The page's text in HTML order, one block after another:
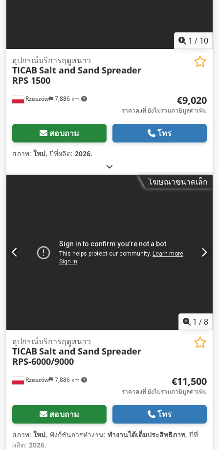
1 / 10
Rzeszów 7,886 km
อุปกรณ์บริการฤดูหนาว
TICAB Salt and Sand Spreader
RPS 1500
€9,020
ราคาคงที่ ยังไม่รวมภาษีมูลค่าเพิ่ม
สอบถาม โทร
สภาพ: ใหม่, ปีที่ผลิต: 2026,
โฆษณาขนาดเล็ก
1 /8
Rzeszów 7,886 km
อุปกรณ์บริการฤดูหนาว
TICAB Salt and Sand Spreader
RPS-6000/9000
€11,500
ราคาคงที่ ยังไม่รวมภาษีมูลค่าเพิ่ม
สอบถาม โทร
สภาพ: ใหม่, ฟังก์ชันการทำงาน: ทำงานได้เต็มประสิทธิภาพ, ปีที่
ผลิต: 2026,